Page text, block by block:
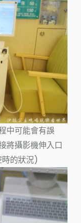
中可能會有誤
將攝影機伸入口
的狀況)